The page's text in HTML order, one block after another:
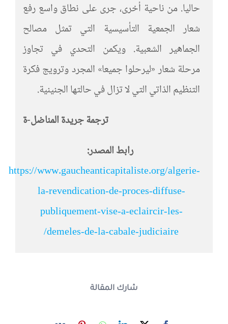
حاليا. من ناحية أخرى، جرى على نطاق واسع رفع
شعار الجمعية التأسيسية التي تمثل مصالح
الجماهير الشعبية. ويكمن التحدي في تجاوز
مرحلة شعار «ليرحلوا جميعا» المجرد وترويج فكرة
التنظيم الذاتي التي لا تزال في حالتها الجنينية.
ترجمة جريدة المناضل-ة
رابط المصدر:
https://www.gaucheanticapitaliste.org/algerie-
la-revendication-de-proces-diffuse-
publiquement-vise-a-eclaircir-les-
demeles-de-la-cabale-judiciaire/
شارك المقالة